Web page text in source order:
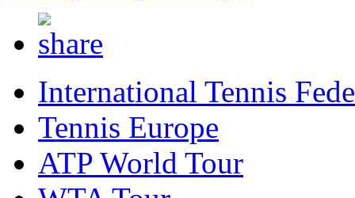
International Tennis
Tennis Europe
ATP World Tour